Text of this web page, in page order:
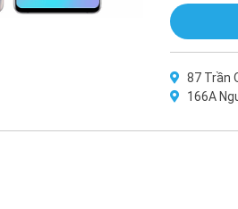
87 Trần
166A